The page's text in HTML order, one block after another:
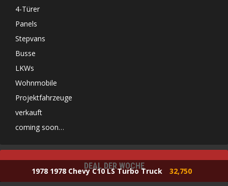
4-Türer
Panels
Stepvans
Busse
LKWs
Wohnmobile
Projektfahrzeuge
verkauft
coming soon…
DEAL DER WOCHE
1978 1978 Chevy C10 LS Turbo Truck 32,750